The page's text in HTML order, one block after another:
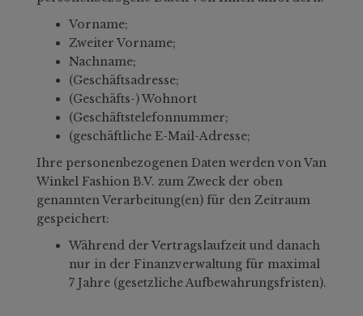
Vorname;
Zweiter Vorname;
Nachname;
(Geschäftsadresse;
(Geschäfts-) Wohnort
(Geschäftstelefonnummer;
(geschäftliche E-Mail-Adresse;
Ihre personenbezogenen Daten werden von Van
Winkel Fashion B.V. zum Zweck der oben
genannten Verarbeitung(en) für den Zeitraum
gespeichert:
Während der Vertragslaufzeit und danach
nur in der Finanzverwaltung für maximal
7 Jahre (gesetzliche Aufbewahrungsfristen).